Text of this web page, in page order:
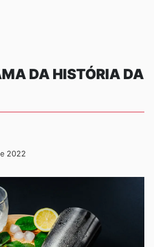
DA HISTÓRIA DA
2022